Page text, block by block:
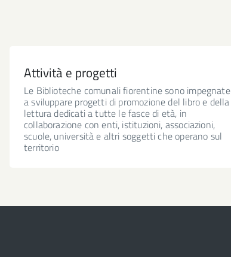
Attività e progetti
Le Biblioteche comunali fiorentine sono impegnate
a sviluppare progetti di promozione del libro e della
lettura dedicati a tutte le fasce di età, in
collaborazione con enti, istituzioni, associazioni,
scuole, università e altri soggetti che operano sul
territorio